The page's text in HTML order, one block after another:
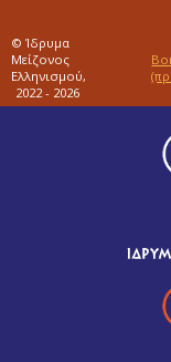
© Ίδρυμα
Μείζονος
Ελληνισμού,
2022 - 2026